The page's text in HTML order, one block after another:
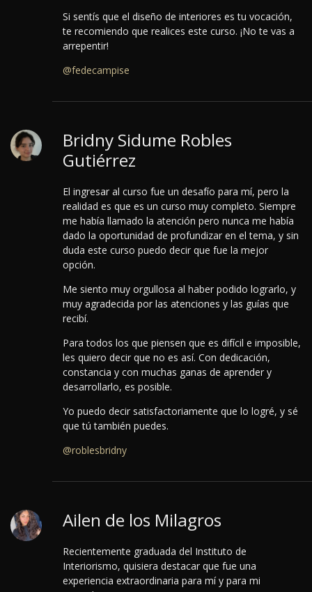
Si sentís que el diseño de interiores es tu vocación,
te recomiendo que realices este curso. ¡No te vas a
arrepentir!
@fedecampise
Bridny Sidume Robles
Gutiérrez
El ingresar al curso fue un desafío para mí, pero la
realidad es que es un curso muy completo. Siempre
me había llamado la atención pero nunca me había
dado la oportunidad de profundizar en el tema, y sin
duda este curso puedo decir que fue la mejor
opción.
Me siento muy orgullosa al haber podido lograrlo, y
muy agradecida por las atenciones y las guías que
recibí.
Para todos los que piensen que es difícil e imposible,
les quiero decir que no es así. Con dedicación,
constancia y con muchas ganas de aprender y
desarrollarlo, es posible.
Yo puedo decir satisfactoriamente que lo logré, y sé
que tú también puedes.
@roblesbridny
Ailen de los Milagros
Recientemente graduada del Instituto de
Interiorismo, quisiera destacar que fue una
experiencia extraordinaria para mí y para mi